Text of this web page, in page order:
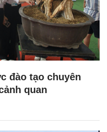
đào tạo chuyên
quan